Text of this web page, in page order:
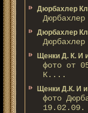
Дюрбахлер
Дюрбахлер
Щенки Д. К. И
фото от
К....
Щенки Д.К. И и
фото
19.02.09.